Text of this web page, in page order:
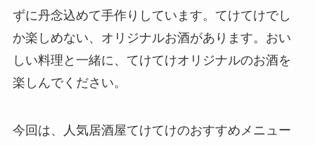
ずに丹念込めて手作りしています。てけてけでし
か楽しめない、オリジナルお酒があります。おい
しい料理と一緒に、てけてけオリジナルのお酒を
楽しんでください。
今回は、人気居酒屋てけてけのおすすめメニュー